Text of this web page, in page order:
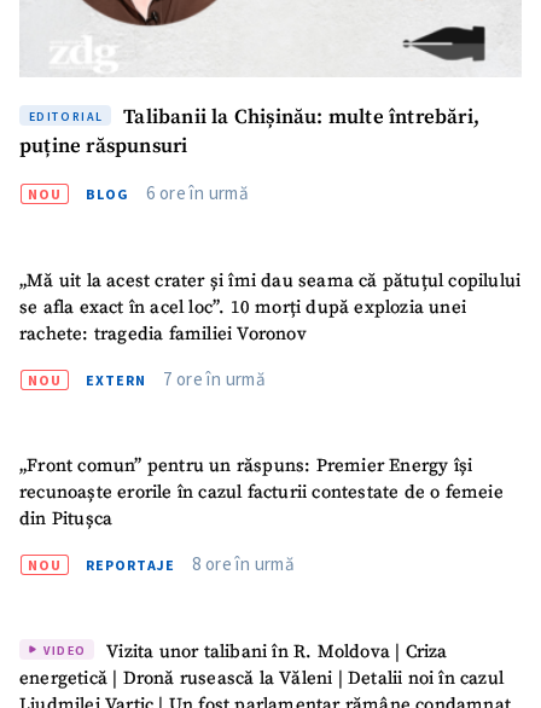
EDITORIAL
Talibanii la Chișinău: multe întrebări,
puține răspunsuri
NOU BLOG 6 ore în urmă
„Mă uit la acest crater și îmi dau seama că pătuțul copilului
se afla exact în acel loc”. 10 morți după explozia unei
rachete: tragedia familiei Voronov
NOU EXTERN 7 ore în urmă
„Front comun” pentru un răspuns: Premier Energy își
recunoaște erorile în cazul facturii contestate de o femeie
din Pitușca
NOU REPORTAJE 8 ore în urmă
VIDEO
Vizita unor talibani în R. Moldova | Criza
energetică | Dronă rusească la Văleni | Detalii noi în cazul